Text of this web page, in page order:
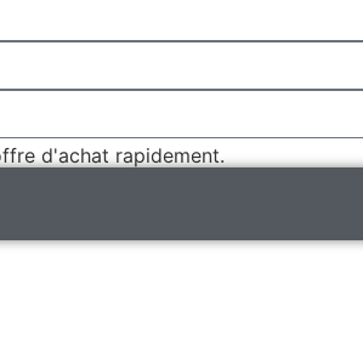
d'achat rapidement.